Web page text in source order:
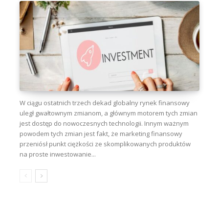
W ciągu ostatnich trzech dekad globalny rynek finansowy
uległ gwałtownym zmianom, a głównym motorem tych zmian
jest dostęp do nowoczesnych technologii. Innym ważnym
powodem tych zmian jest fakt, że marketing finansowy
przeniósł punkt ciężkości ze skomplikowanych produktów
na proste inwestowanie...